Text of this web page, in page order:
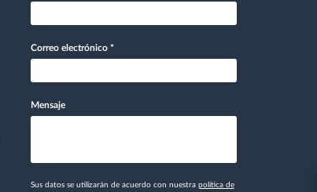
Correo electrónico *
Mensaje
Sus datos se utilizarán de acuerdo con nuestra política de